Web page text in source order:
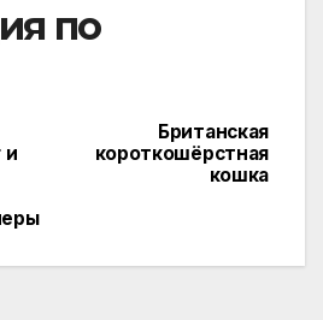
по
Британская
короткошёрстная
кошка
и